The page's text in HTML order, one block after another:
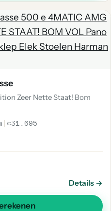
Zeer Nette Staat! Bom
|€31.695
Details →